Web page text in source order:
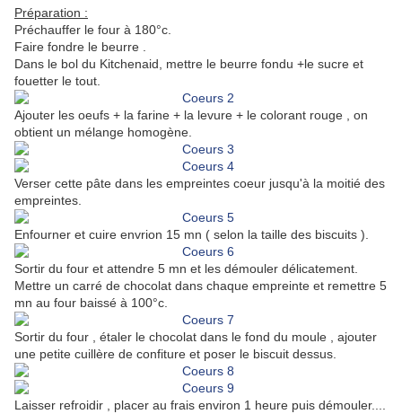
Préparation :
Préchauffer le four à 180°c.
Faire fondre le beurre .
Dans le bol du Kitchenaid, mettre le beurre fondu +le sucre et
fouetter le tout.
Ajouter les oeufs + la farine + la levure + le colorant rouge , on
obtient un mélange homogène.
Verser cette pâte dans les empreintes coeur jusqu'à la moitié des
empreintes.
Enfourner et cuire envrion 15 mn ( selon la taille des biscuits ).
Sortir du four et attendre 5 mn et les démouler délicatement.
Mettre un carré de chocolat dans chaque empreinte et remettre 5
mn au four baissé à 100°c.
Sortir du four , étaler le chocolat dans le fond du moule , ajouter
une petite cuillère de confiture et poser le biscuit dessus.
Laisser refroidir , placer au frais environ 1 heure puis démouler....